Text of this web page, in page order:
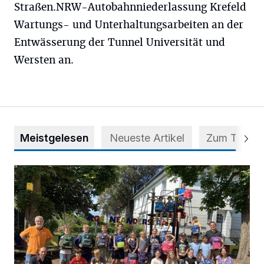
Straßen.NRW-Autobahnniederlassung Krefeld
Wartungs- und Unterhaltungsarbeiten an der
Entwässerung der Tunnel Universität und
Wersten an.
Meistgelesen Neueste Artikel Zum Thema
Kinder spenden ihre Tornister